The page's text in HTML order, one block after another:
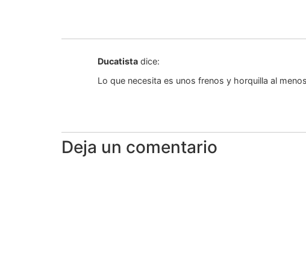
Ducatista dice:
Lo que necesita es unos frenos y horquilla al
Deja un comentario